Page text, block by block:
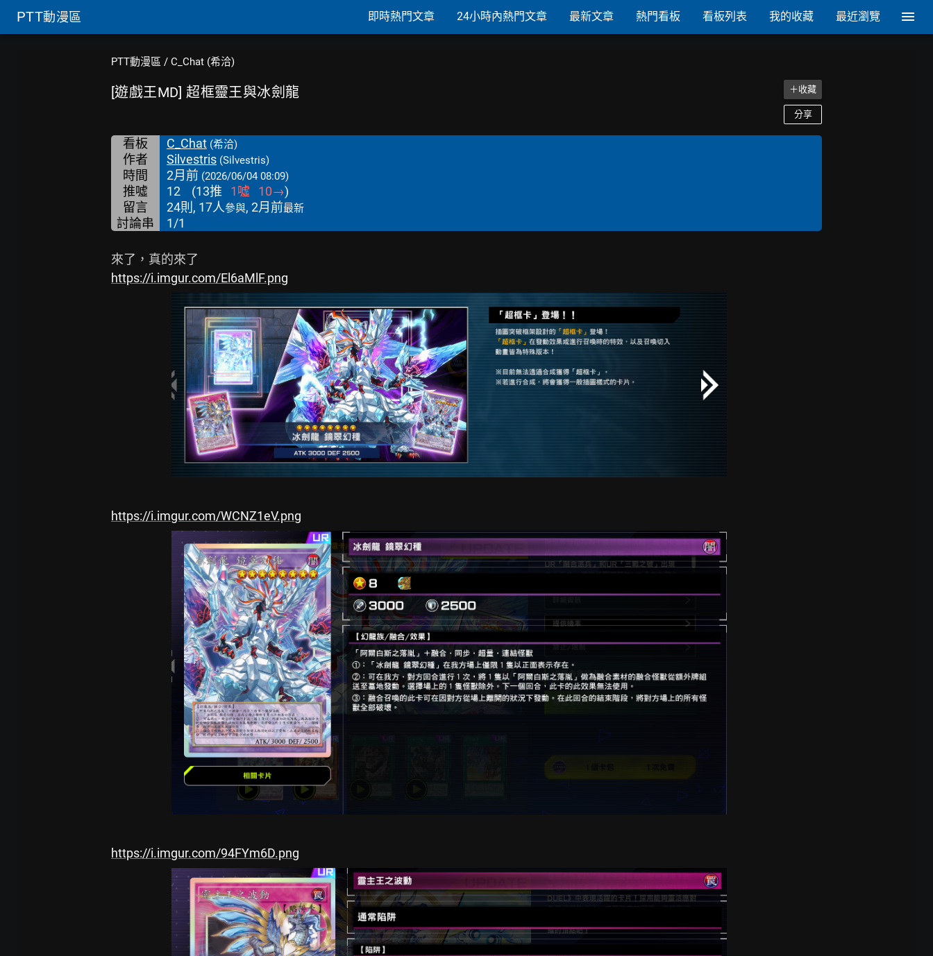
PTT動漫區 即時熱門文章 24小時內熱門文章 最新文章 熱門看板 看板列表 我的收藏 最近瀏覽
PTT動漫區 / C_Chat (希洽)
[遊戲王MD] 超框靈王與冰劍龍 ＋收藏
分享
看板 C_Chat (希洽)
作者 Silvestris (Silvestris)
時間 2月前 (2026/06/04 08:09)
推噓 12 (13推 1噓 10→)
留言
24則, 17人參與, 2月前最新
討論串 1/1
https://i.imgur.com/El6aMlF.png
https://i.imgur.com/WCNZ1eV.png
https://i.imgur.com/94FYm6D.png